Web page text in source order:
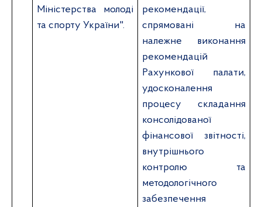
Міністерства молоді
та спорту України".
рекомендації,
спрямовані на
належне виконання
рекомендацій
Рахункової палати,
удосконалення
процесу складання
консолідованої
фінансової звітності,
внутрішнього
контролю та
методологічного
забезпечення